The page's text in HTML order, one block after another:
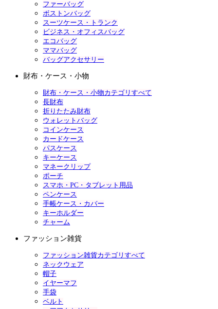
ファーバッグ
ボストンバッグ
スーツケース・トランク
ビジネス・オフィスバッグ
エコバッグ
ママバッグ
バッグアクセサリー
財布・ケース・小物
財布・ケース・小物カテゴリすべて
長財布
折りたたみ財布
ウォレットバッグ
コインケース
カードケース
パスケース
キーケース
マネークリップ
ポーチ
スマホ・PC・タブレット用品
ペンケース
手帳ケース・カバー
キーホルダー
チャーム
ファッション雑貨
ファッション雑貨カテゴリすべて
ネックウェア
帽子
イヤーマフ
手袋
ベルト